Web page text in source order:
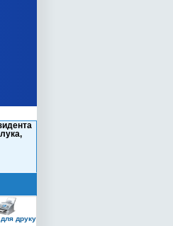
для друку